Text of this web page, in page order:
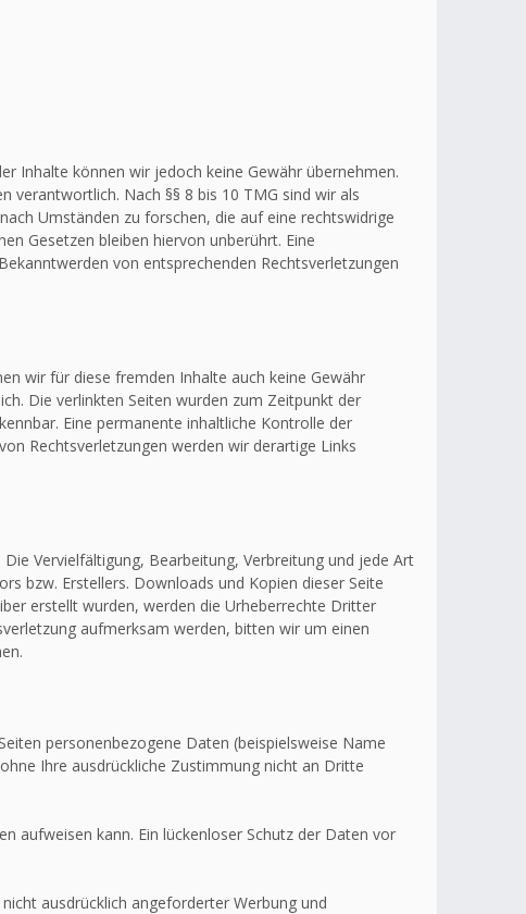
Inhalte können wir jedoch keine Gewähr übernehmen.
verantwortlich. Nach §§ 8 bis 10 TMG sind wir als
Umständen zu forschen, die auf eine rechtswidrige
Gesetzen bleiben hiervon unberührt. Eine
von entsprechenden Rechtsverletzungen
wir für diese fremden Inhalte auch keine Gewähr
Die verlinkten Seiten wurden zum Zeitpunkt der
Eine permanente inhaltliche Kontrolle der
Rechtsverletzungen werden wir derartige Links
Vervielfältigung, Bearbeitung, Verbreitung und jede Art
bzw. Erstellers. Downloads und Kopien dieser Seite
erstellt wurden, werden die Urheberrechte Dritter
aufmerksam werden, bitten wir um einen
personenbezogene Daten (beispielsweise Name
Ihre ausdrückliche Zustimmung nicht an Dritte
aufweisen kann. Ein lückenloser Schutz der Daten vor
ausdrücklich angeforderter Werbung und